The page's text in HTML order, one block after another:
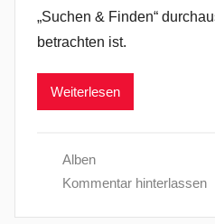
„Suchen & Finden“
betrachten ist.
Weiterlesen
Alben
Kommentar hinterlassen